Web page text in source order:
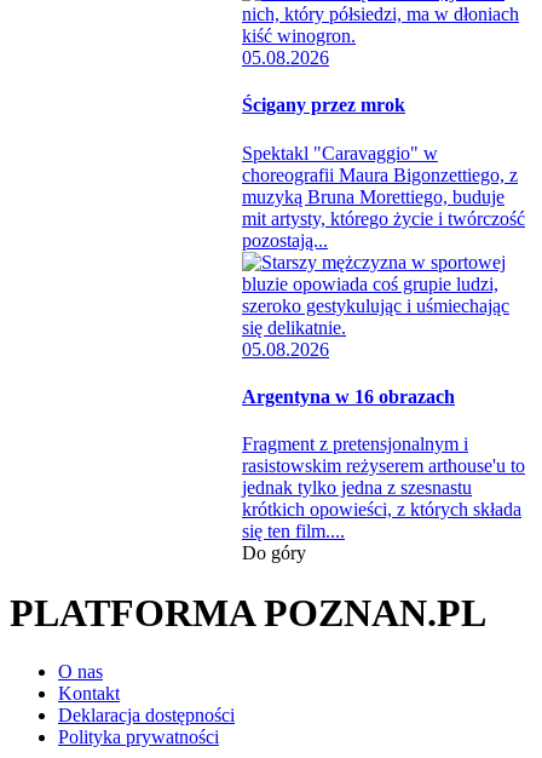
05.08.2026
Ścigany przez mrok
Spektakl "Caravaggio" w
choreografii Maura Bigonzettiego, z
muzyką Bruna Morettiego, buduje
mit artysty, którego życie i twórczość
pozostają...
05.08.2026
Argentyna w 16 obrazach
Fragment z pretensjonalnym i
rasistowskim reżyserem arthouse'u to
jednak tylko jedna z szesnastu
krótkich opowieści, z których składa
się ten film....
Do góry
PLATFORMA POZNAN.PL
O nas
Kontakt
Deklaracja dostępności
Polityka prywatności